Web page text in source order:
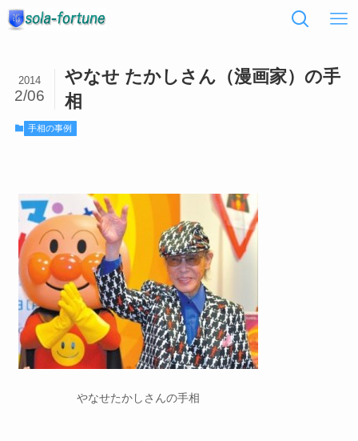
やなせ たかしさん（漫画家）の手
相
2014
2/06
手相の事例
やなせたかしさんの手相